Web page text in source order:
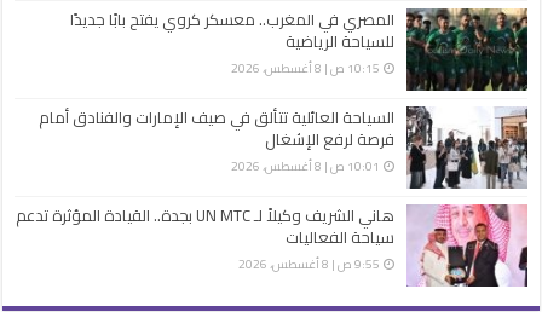
المصري في المغرب.. معسكر كروي يفتح بابًا جديدًا
للسياحة الرياضية
10:15 ص | 8 أغسطس، 2026
السياحة العائلية تتألق في صيف الإمارات والفنادق أمام
فرصة لرفع الإشغال
10:01 ص | 8 أغسطس، 2026
هاني الشريف وكيلاً لـ UN MTC بجدة.. القيادة المؤثرة تدعم
سياحة الفعاليات
9:55 ص | 8 أغسطس، 2026